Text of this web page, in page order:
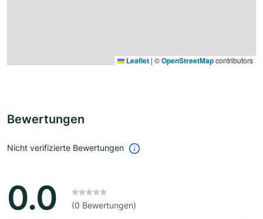
Leaflet | ©OpenStreetMapcontributors
Bewertungen
Nicht verifizierte Bewertungen
0.0 (0 Bewertungen)